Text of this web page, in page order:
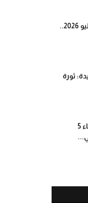
توقعات برج الحوت لشهر يوليو 2026..
ثورة
توقعات الأبراج اليومية الأربعاء 5